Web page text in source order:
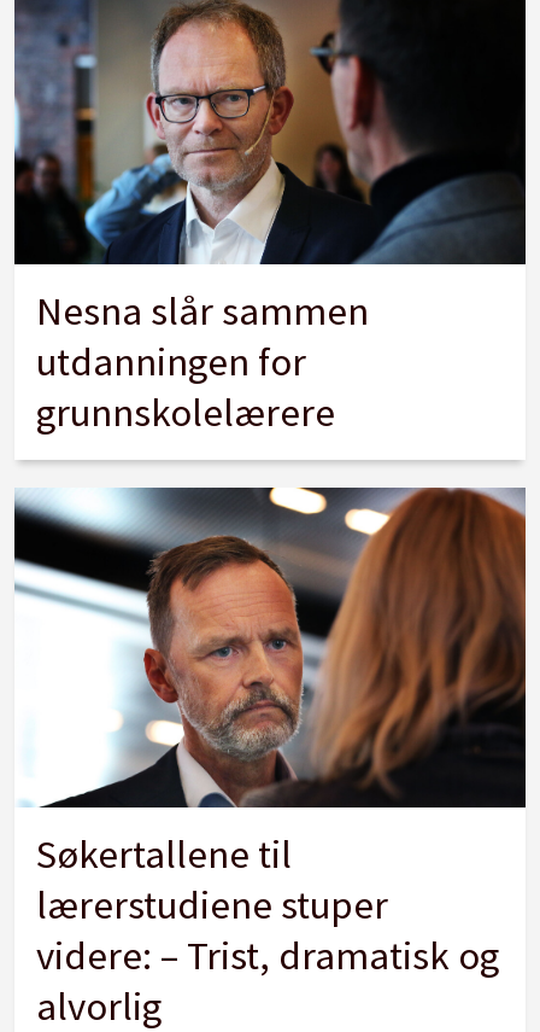
Nesna slår sammen
utdanningen for
grunnskolelærere
Søkertallene til
lærerstudiene stuper
videre: – Trist, dramatisk og
alvorlig